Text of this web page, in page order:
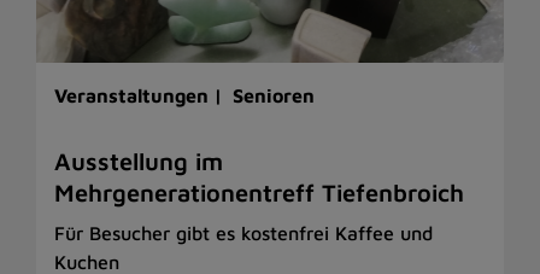
Veranstaltungen | Senioren
Ausstellung im
Mehrgenerationentreff Tiefenbroich
Für Besucher gibt es kostenfrei Kaffee und
Kuchen